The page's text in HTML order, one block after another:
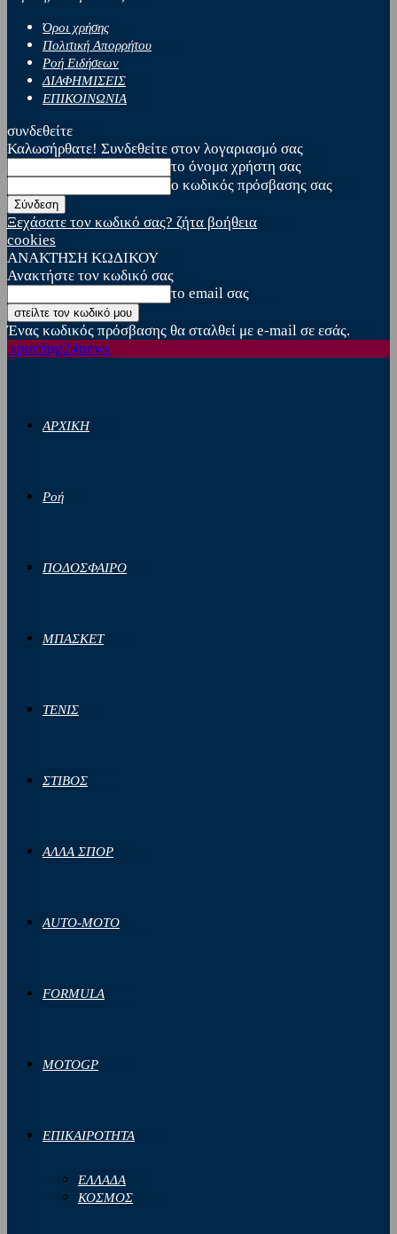
Όροι χρήσης
Πολιτική Απορρήτου
Ροή Ειδήσεων
ΔΙΑΦΗΜΙΣΕΙΣ
ΕΠΙΚΟΙΝΩΝΙΑ
συνδεθείτε
Καλωσήρθατε! Συνδεθείτε στον λογαριασμό σας
το όνομα χρήστη σας
ο κωδικός πρόσβασης σας
Ξεχάσατε τον κωδικό σας? ζήτα βοήθεια
cookies
ΑΝΑΚΤΗΣΗ ΚΩΔΙΚΟΥ
Ανακτήστε τον κωδικό σας
το email σας
Ένας κωδικός πρόσβασης θα σταλθεί με e-mail σε εσάς.
sporting24news
ΑΡΧΙΚΗ
Ροή
ΠΟΔΟΣΦΑΙΡΟ
ΜΠΑΣΚΕΤ
ΤΕΝΙΣ
ΣΤΙΒΟΣ
ΑΛΛΑ ΣΠΟΡ
AUTO-MOTO
FORMULA
MOTOGP
ΕΠΙΚΑΙΡΟΤΗΤΑ
ΕΛΛΑΔΑ
ΚΟΣΜΟΣ